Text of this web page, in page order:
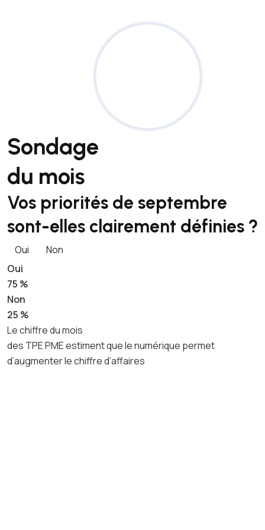
Sondage
du mois
Vos priorités de septembre
sont-elles clairement définies ?
Oui
Non
Oui
75 %
Non
25 %
Le chiffre du mois
des TPE PME estiment que le numérique permet
d’augmenter le chiffre d’affaires